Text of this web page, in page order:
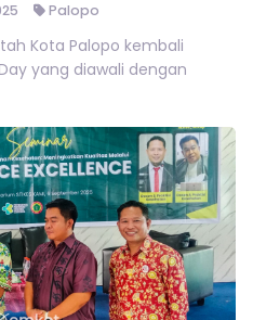
Palopo
Kota Palopo kembali
yang diawali dengan